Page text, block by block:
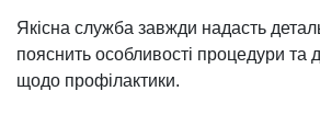
Якісна служба завжди надасть
пояснить особливості процедури та
щодо профілактики.